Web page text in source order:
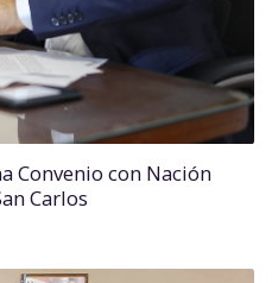
Convenio con Nación
Carlos